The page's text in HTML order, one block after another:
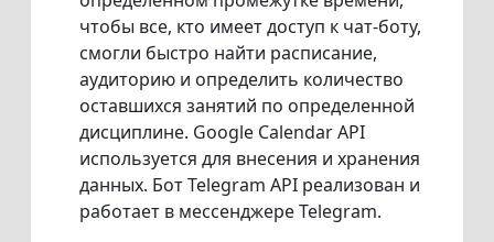
чтобы все, кто имеет доступ к чат-боту,
смогли быстро найти расписание,
аудиторию и определить количество
оставшихся занятий по определенной
дисциплине. Google Calendar API
используется для внесения и хранения
данных. Бот Telegram API реализован и
работает в мессенджере Telegram.